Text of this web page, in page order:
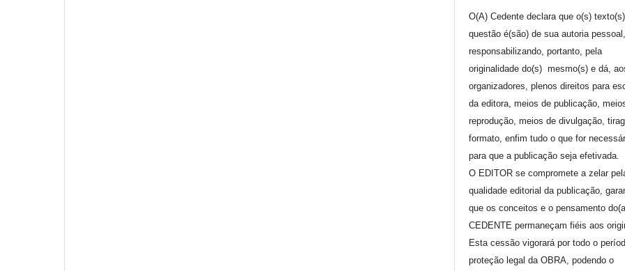
O(A) Cedente declara que o(s)
questão é(são) de sua autoria
responsabilizando, portanto, pela
originalidade do(s) mesmo(s) e dá,
organizadores, plenos direitos para
da editora, meios de publicação,
reprodução, meios de divulgação,
formato, enfim tudo o que for
para que a publicação seja efetivada.
O EDITOR se compromete a zelar
qualidade editorial da publicação,
que os conceitos e o pensamento
CEDENTE permaneçam fiéis aos
Esta cessão vigorará por todo o
proteção legal da OBRA, podendo o